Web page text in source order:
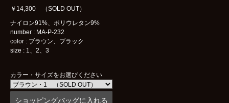
￥14,300 （SOLD OUT）
ナイロン91%、ポリウレタン9%
number : MA-P-232
color : ブラウン、ブラック
size : 1、2、3
カラー・サイズをお選びください